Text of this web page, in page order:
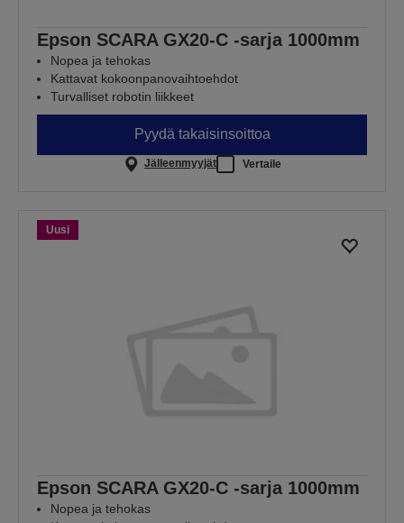
Epson SCARA GX20-C -sarja 1000mm
Nopea ja tehokas
Kattavat kokoonpanovaihtoehdot
Turvalliset robotin liikkeet
Pyydä takaisinsoittoa
Jälleenmyyjät Vertaile
Uusi
Epson SCARA GX20-C -sarja 1000mm
Nopea ja tehokas